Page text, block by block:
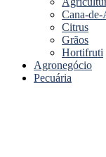
Cana-
Citrus
Grãos
Hortifruti
Agronegócio
Pecuária